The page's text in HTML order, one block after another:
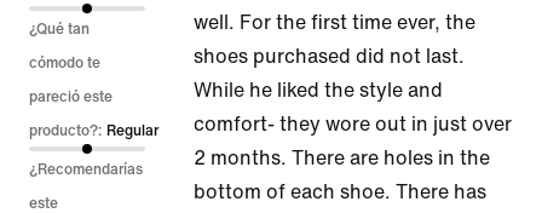
¿Qué tan
cómodo te
pareció este
producto?: Regular
¿Recomendarías
este
well. For the first time ever, the
shoes purchased did not last.
While he liked the style and
comfort- they wore out in just over
2 months. There are holes in the
bottom of each shoe. There has